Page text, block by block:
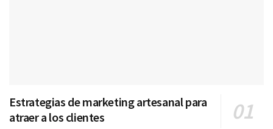
Estrategias de marketing artesanal para
atraer a los clientes